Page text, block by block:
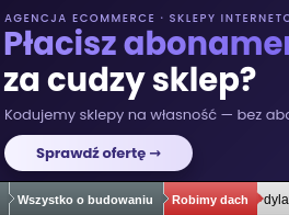
Wszystko o budowaniu Robimy dach